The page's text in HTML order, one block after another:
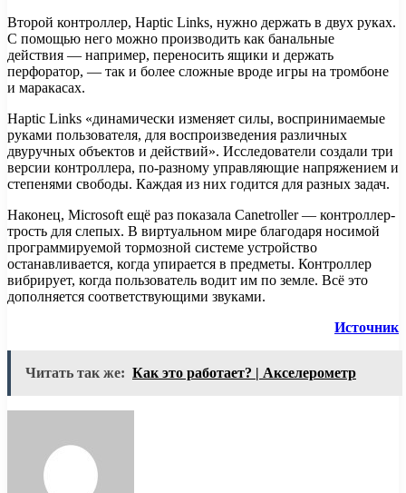
Второй контроллер, Haptic Links, нужно держать в двух руках.
С помощью него можно производить как банальные
действия — например, переносить ящики и держать
перфоратор, — так и более сложные вроде игры на тромбоне
и маракасах.
Haptic Links «динамически изменяет силы, воспринимаемые
руками пользователя, для воспроизведения различных
двуручных объектов и действий». Исследователи создали три
версии контроллера, по-разному управляющие напряжением и
степенями свободы. Каждая из них годится для разных задач.
Наконец, Microsoft ещё раз показала Canetroller — контроллер-
трость для слепых. В виртуальном мире благодаря носимой
программируемой тормозной системе устройство
останавливается, когда упирается в предметы. Контроллер
вибрирует, когда пользователь водит им по земле. Всё это
дополняется соответствующими звуками.
Источник
Читать так же: Как это работает? | Акселерометр